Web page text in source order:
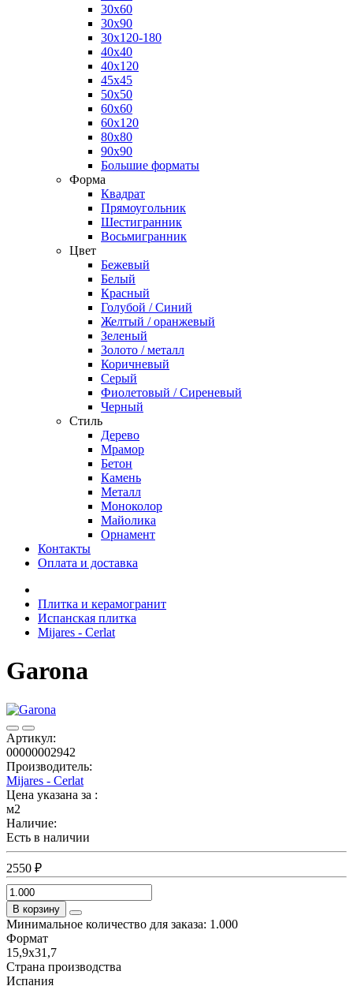
30x60
30x90
30x120-180
40x40
40x120
45x45
50x50
60x60
60x120
80x80
90x90
Большие форматы
Форма
Квадрат
Прямоугольник
Шестигранник
Восьмигранник
Цвет
Бежевый
Белый
Красный
Голубой / Синий
Желтый / оранжевый
Зеленый
Золото / металл
Коричневый
Серый
Фиолетовый / Сиреневый
Черный
Стиль
Дерево
Мрамор
Бетон
Камень
Металл
Моноколор
Майолика
Орнамент
Контакты
Оплата и доставка
Плитка и керамогранит
Испанская плитка
Mijares - Cerlat
Garona
Артикул:
00000002942
Производитель:
Mijares - Cerlat
Цена указана за :
м2
Наличие:
Есть в наличии
2550 ₽
В корзину
Минимальное количество для заказа: 1.000
Формат
15,9x31,7
Страна производства
Испания